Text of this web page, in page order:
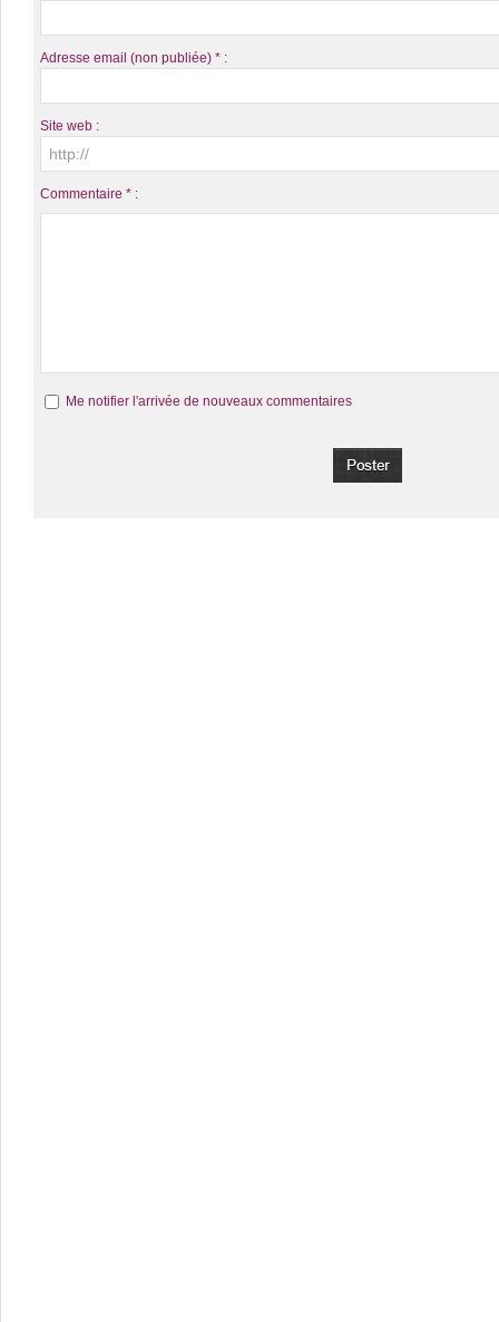
Adresse email (non publiée) * :
Site web :
Commentaire * :
Me notifier l'arrivée de nouveaux commentaires